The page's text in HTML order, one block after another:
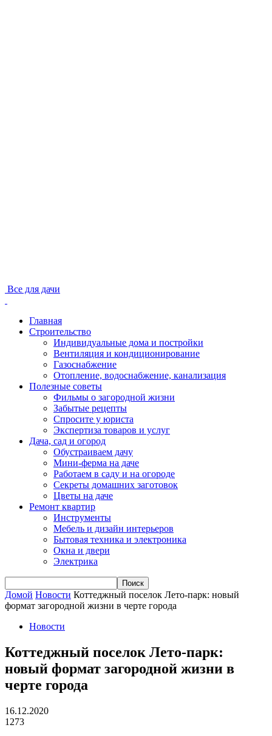
Все для дачи
Главная
Строительство
Индивидуальные дома и постройки
Вентиляция и кондиционирование
Газоснабжение
Отопление, водоснабжение, канализация
Полезные советы
Фильмы о загородной жизни
Забытые рецепты
Спросите у юриста
Экспертиза товаров и услуг
Дача, сад и огород
Обустраиваем дачу
Мини-ферма на даче
Работаем в саду и на огороде
Секреты домашних заготовок
Цветы на даче
Ремонт квартир
Инструменты
Мебель и дизайн интерьеров
Бытовая техника и электроника
Окна и двери
Электрика
Домой Новости Коттеджный поселок Лето-парк: новый
формат загородной жизни в черте города
Новости
Коттеджный поселок Лето-парк:
новый формат загородной жизни в
черте города
16.12.2020
1273